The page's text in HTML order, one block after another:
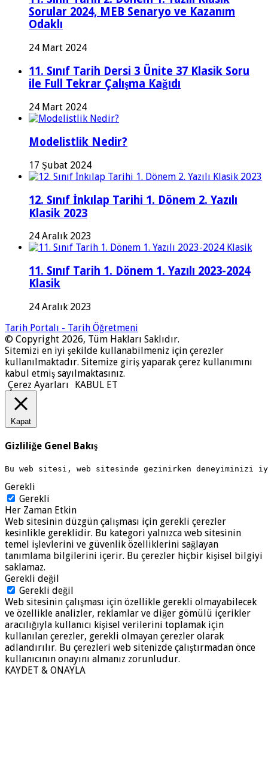
Sorular 2024, MEB Senaryo ve Kazanım
Odaklı
24 Mart 2024
11. Sınıf Tarih Dersi 3 Ünite 37 Klasik Soru
ile Full Tekrar Çalışma Kağıdı
24 Mart 2024
Modelistlik Nedir?
17 Şubat 2024
12. Sınıf İnkılap Tarihi 1. Dönem 2. Yazılı
Klasik 2023
24 Aralık 2023
11. Sınıf Tarih 1. Dönem 1. Yazılı 2023-2024
Klasik
24 Aralık 2023
Tarih Portalı - Tarih Öğretmeni
© Copyright 2026, Tüm Hakları Saklıdır.
Sitemizi en iyi şekilde kullanabilmeniz için çerezler
kullanılmaktadır. Sitemize giriş yaparak çerez kullanımını
kabul etmiş sayılmaktasınız.
Çerez Ayarları
KABUL ET
Kapat
Gizliliğe Genel Bakış
Bu web sitesi, web sitesinde gezinirken deneyiminizi
Gerekli
Gerekli
Her Zaman Etkin
Web sitesinin düzgün çalışması için gerekli çerezler
kesinlikle gereklidir. Bu kategori yalnızca web sitesinin
temel işlevlerini ve güvenlik özelliklerini sağlayan
tanımlama bilgilerini içerir. Bu çerezler hiçbir kişisel bilgiyi
saklamaz.
Gerekli değil
Gerekli değil
Web sitesinin çalışması için özellikle gerekli olmayabilecek
ve özellikle analizler, reklamlar ve diğer gömülü içerikler
aracılığıyla kullanıcı kişisel verilerini toplamak için
kullanılan çerezler, gerekli olmayan çerezler olarak
adlandırılır. Bu çerezleri web sitenizde çalıştırmadan önce
kullanıcının onayını almanız zorunludur.
KAYDET & ONAYLA